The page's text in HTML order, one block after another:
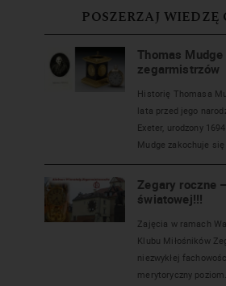
POSZERZAJ WIEDZĘ
Thomas
zegarmistrzów
Historię Thomasa
lata przed jego
Exeter, urodzony
Mudge zakochuje się
Zegary roczne
światowej!!!
Zajęcia w ramach
Klubu Miłośników
niezwykłej
merytoryczny